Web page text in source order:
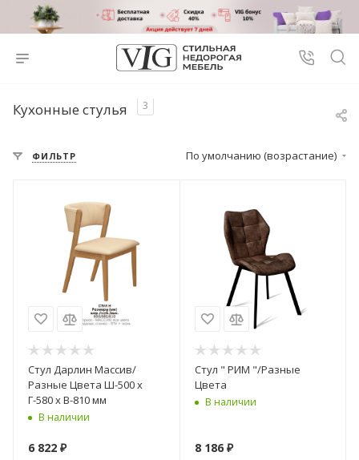
Кухонные стулья 3
ФИЛЬТР По умолчанию (возрастание)
Стул Дарлин Массив/
Разные Цвета Ш-500 х
Г-580 х В-810 мм
В наличии
6 822 ₽
Стул " РИМ "/Разные
Цвета
В наличии
8 186₽